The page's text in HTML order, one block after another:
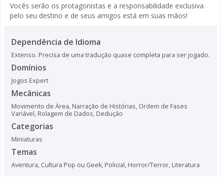
Vocês serão os protagonistas e a responsabilidade exclusiva
pelo seu destino e de seus amigos está em suas mãos!
Dependência de Idioma
Extenso. Precisa de uma tradução quase completa para ser jogado.
Domínios
Jogos Expert
Mecânicas
Movimento de Área, Narração de Histórias, Ordem de Fases
Variável, Rolagem de Dados, Dedução
Categorias
Miniaturas
Temas
Aventura, Cultura Pop ou Geek, Policial, Horror/Terror, Literatura